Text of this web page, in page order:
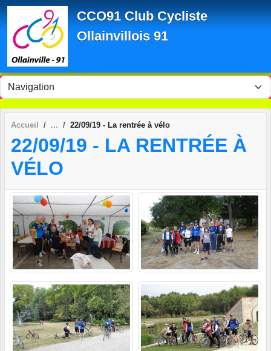
CCO91 Club Cycliste
Ollainvillois 91
Accueil 22/09/19 - La rentrée à vélo
22/09/19 - LA RENTRÉE À
VÉLO
Panneau de gestion des cookies